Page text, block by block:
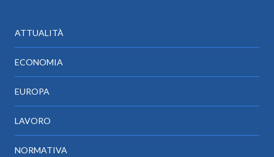
ATTUALITÀ
ECONOMIA
EUROPA
LAVORO
NORMATIVA